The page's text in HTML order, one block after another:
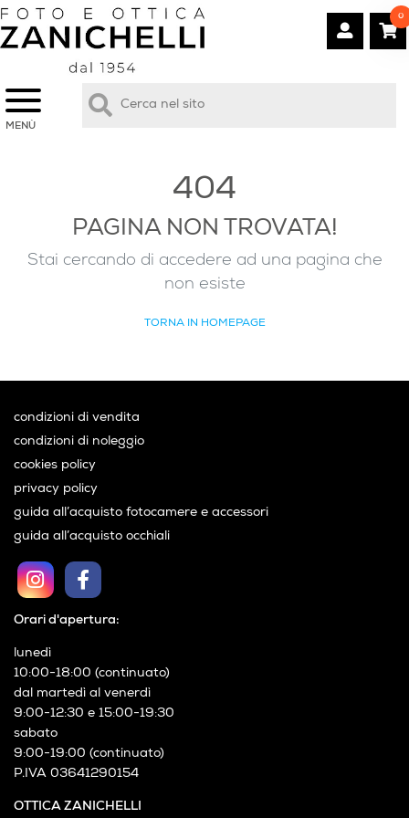
MENÙ
0
404
PAGINA NON TROVATA!
Stai cercando di accedere ad una pagina che
non esiste
TORNA IN HOMEPAGE
OTTICA ZANICHELLI
Orari d'apertura:
lunedì
10:00-18:00 (continuato)
dal martedì al venerdì
9:00-12:30 e 15:00-19:30
sabato
9:00-19:00 (continuato)
P.IVA 03641290154
condizioni di vendita
condizioni di noleggio
cookies policy
privacy policy
guida all’acquisto fotocamere e accessori
guida all’acquisto occhiali